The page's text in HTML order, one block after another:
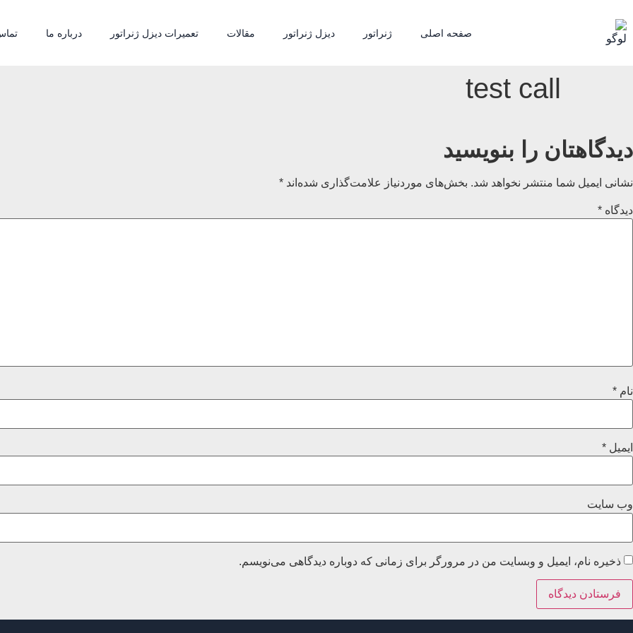
صفحه اصلی ژنراتور دیزل ژنراتور مقالات تعمیرات دیزل ژنراتور درباره ما
test call
دیدگاهتان را بنویسید
نشانی ایمیل شما منتشر نخواهد شد. بخش‌های موردنیاز علامت‌گذاری شده‌اند *
دیدگاه *
نام *
ایمیل *
وب‌ سایت
ذخیره نام، ایمیل و وبسایت من در مرورگر برای زمانی که دوباره دیدگاهی می‌نویسم.